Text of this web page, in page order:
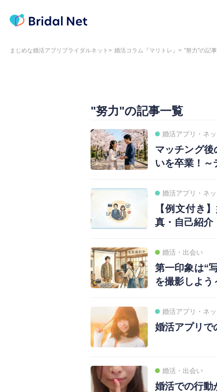
まじめな婚活アプリブライダルネット 婚活コラム『マリトレ』 "努力"の記
"努力"の記事一覧
婚活アプリ・ネ
マッチング
いを卒業！
婚活アプリ・ネ
【例文付き
真・自己紹介
婚活・出会い
第一印象は“
を撮影しよう
婚活アプリ・ネ
婚活アプリで
婚活・出会い
婚活での行動